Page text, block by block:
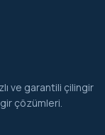
ve garantili çilingir
çözümleri.